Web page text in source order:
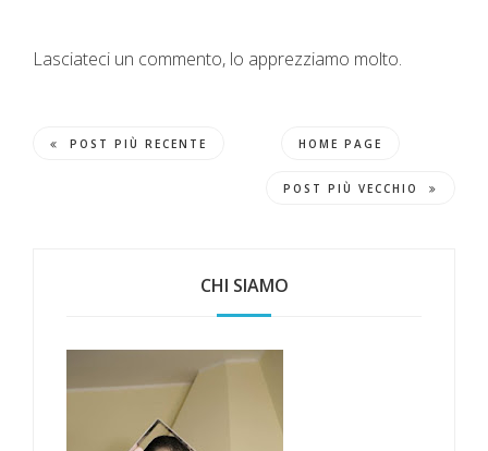
Lasciateci un commento, lo apprezziamo molto.
POST PIÙ RECENTE HOME PAGE
POST PIÙ VECCHIO
CHI SIAMO